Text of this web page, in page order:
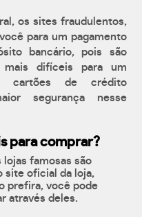
os sites fraudulentos,
para um pagamento
bancário, pois são
mais difíceis para um
cartões de crédito
segurança nesse
para comprar?
famosas são
site oficial da loja,
prefira, você pode
através deles.